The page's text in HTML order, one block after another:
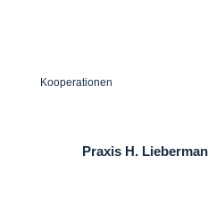
Kooperationen
Praxis H.